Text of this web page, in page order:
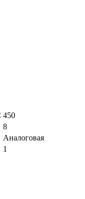
450
8
Аналоговая
1